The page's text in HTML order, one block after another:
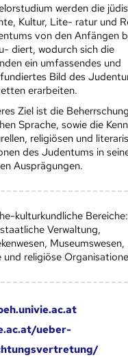
werden die
Kultur, Lite- ratur und
von den Anfängen
diert, wodurch sich die
ein umfassendes und
Bild des
erarbeiten.
Ziel ist die
Sprache, sowie die
religiösen und
des Judentums in
Ausprägungen.
kulturkundliche Bereiche:
Verwaltung,
Museumswesen,
und religiöse
ueber-